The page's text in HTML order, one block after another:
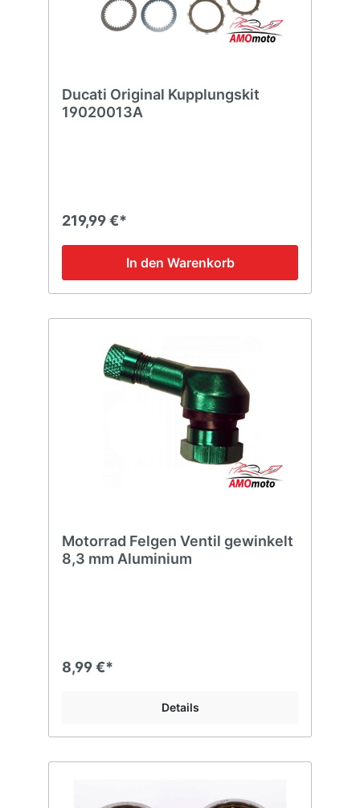
Ducati Original Kupplungskit
19020013A
219,99 €*
In den Warenkorb
Motorrad Felgen Ventil gewinkelt
8,3 mm Aluminium
8,99 €*
Details